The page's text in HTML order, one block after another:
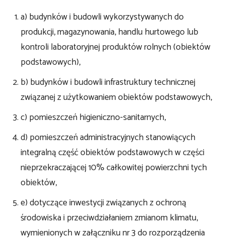
a) budynków i budowli wykorzystywanych do
produkcji, magazynowania, handlu hurtowego lub
kontroli laboratoryjnej produktów rolnych (obiektów
podstawowych),
b) budynków i budowli infrastruktury technicznej
związanej z użytkowaniem obiektów podstawowych,
c) pomieszczeń higieniczno-sanitarnych,
d) pomieszczeń administracyjnych stanowiących
integralną część obiektów podstawowych w części
nieprzekraczającej 10% całkowitej powierzchni tych
obiektów,
e) dotyczące inwestycji związanych z ochroną
środowiska i przeciwdziałaniem zmianom klimatu,
wymienionych w załączniku nr 3 do rozporządzenia